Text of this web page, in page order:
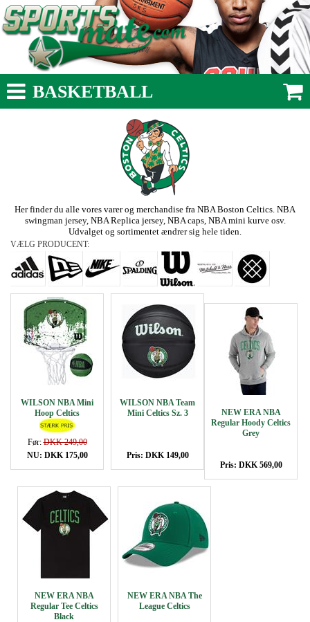
BASKETBALL
Her finder du alle vores varer og merchandise fra NBA Boston Celtics. NBA
swingman jersey, NBA Replica jersey, NBA caps, NBA mini kurve osv.
Udvalget og sortimentet ændrer sig hele tiden.
VÆLG PRODUCENT:
WILSON NBA Mini
Hoop Celtics
Før:DKK 249,00
NU: DKK 175,00
WILSON NBA Team
Mini Celtics Sz. 3
Pris: DKK 149,00
NEW ERA NBA
Regular Hoody Celtics
Grey
Pris: DKK 569,00
NEW ERA NBA
Regular Tee Celtics
Black
NEW ERA NBA The
League Celtics